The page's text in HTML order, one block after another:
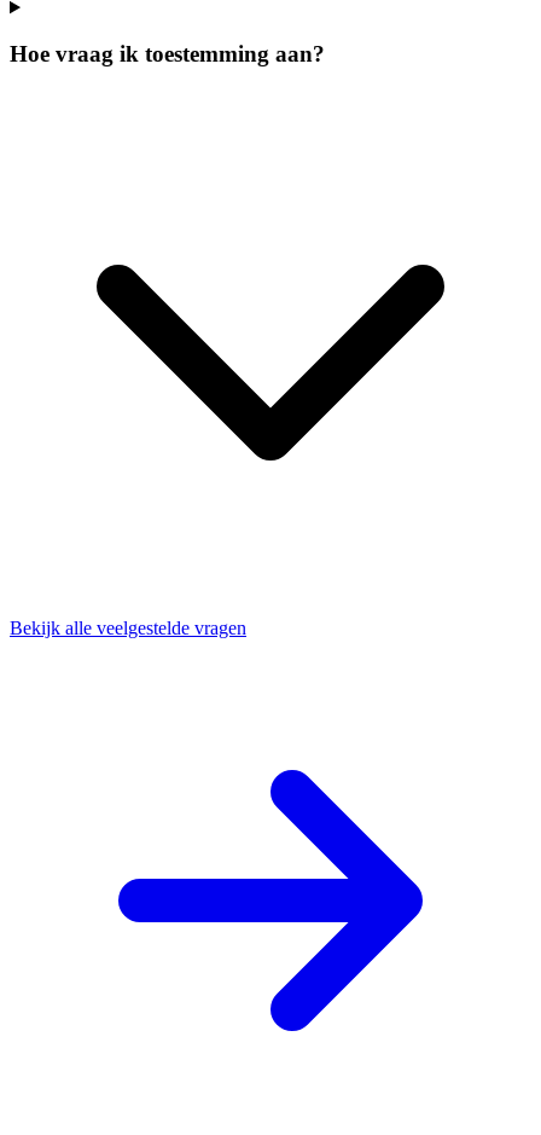
Hoe vraag ik toestemming aan?
Bekijk alle veelgestelde vragen